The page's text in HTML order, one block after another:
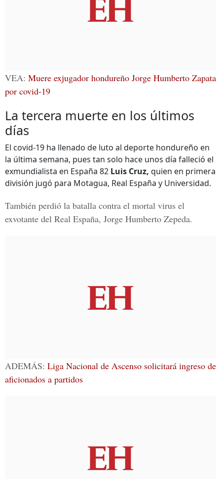
VEA: Muere exjugador hondureño Jorge Humberto Zapata
por covid-19
La tercera muerte en los últimos
días
El covid-19 ha llenado de luto al deporte hondureño en
la última semana, pues tan solo hace unos día falleció el
exmundialista en España 82 Luis Cruz, quien en primera
división jugó para Motagua, Real España y Universidad.
También perdió la batalla contra el mortal virus el
exvotante del Real España, Jorge Humberto Zepeda.
ADEMÁS: Liga Nacional de Ascenso solicitará ingreso de
aficionados a partidos